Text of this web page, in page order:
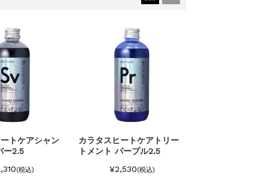
トケアシャン
ー2.5
(税込)
カラタスヒートケアトリー
トメント パープル2.5
¥2,530(税込)